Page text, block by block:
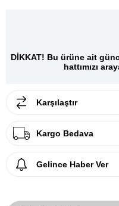
DİKKAT! Bu ürüne ait
hattımızı
Karşılaştır
Kargo Bedava
Gelince Haber Ver